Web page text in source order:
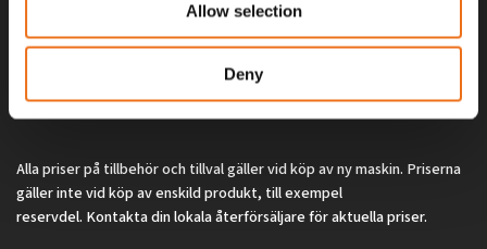
Allow selection
Deny
Alla priser på tillbehör och tillval gäller vid köp av ny maskin. Priserna
gäller inte vid köp av enskild produkt, till exempel
reservdel. Kontakta din lokala återförsäljare för aktuella priser.